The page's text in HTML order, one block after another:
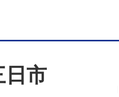
日市